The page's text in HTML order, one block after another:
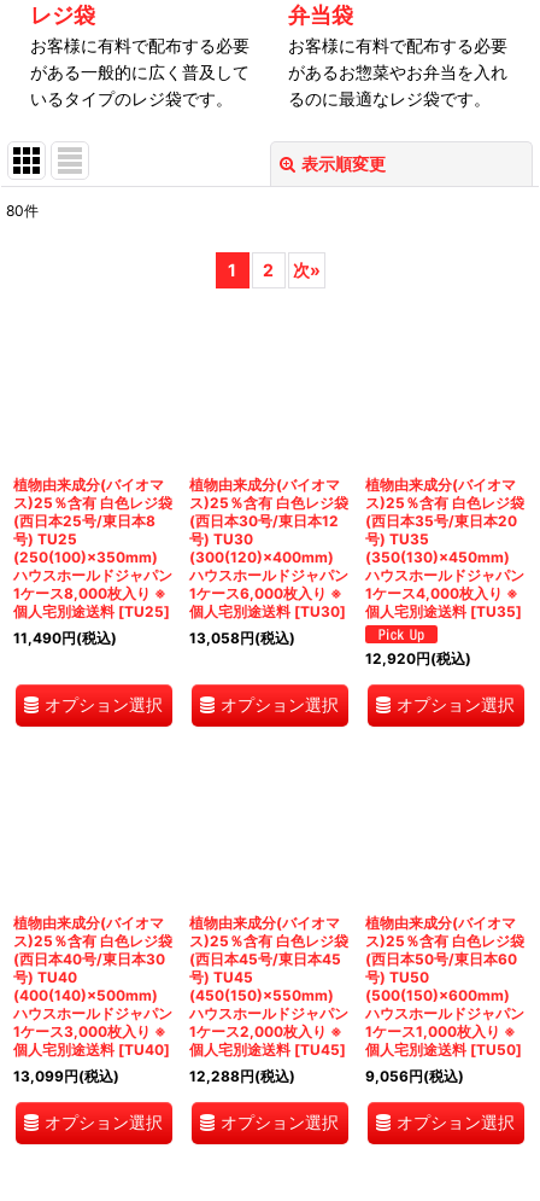
レジ袋
お客様に有料で配布する必要
がある一般的に広く普及して
いるタイプのレジ袋です。
弁当袋
お客様に有料で配布する必要
があるお惣菜やお弁当を入れ
るのに最適なレジ袋です。
表示順変更
サブカテゴリ
80件
1 2 次»
植物由来成分(バイオマ
ス)25％含有 白色レジ袋
(西日本25号/東日本8
号) TU25
(250(100)×350mm)
ハウスホールドジャパン
1ケース8,000枚入り ※
個人宅別途送料 [TU25]
11,490円(税込)
オプション選択
植物由来成分(バイオマ
ス)25％含有 白色レジ袋
(西日本30号/東日本12
号) TU30
(300(120)×400mm)
ハウスホールドジャパン
1ケース6,000枚入り ※
個人宅別途送料 [TU30]
13,058円(税込)
オプション選択
植物由来成分(バイオマ
ス)25％含有 白色レジ袋
(西日本35号/東日本20
号) TU35
(350(130)×450mm)
ハウスホールドジャパン
1ケース4,000枚入り ※
個人宅別途送料 [TU35]
12,920円(税込)
オプション選択
植物由来成分(バイオマ
ス)25％含有 白色レジ袋
(西日本40号/東日本30
号) TU40
(400(140)×500mm)
ハウスホールドジャパン
1ケース3,000枚入り ※
個人宅別途送料 [TU40]
13,099円(税込)
オプション選択
植物由来成分(バイオマ
ス)25％含有 白色レジ袋
(西日本45号/東日本45
号) TU45
(450(150)×550mm)
ハウスホールドジャパン
1ケース2,000枚入り ※
個人宅別途送料 [TU45]
12,288円(税込)
オプション選択
植物由来成分(バイオマ
ス)25％含有 白色レジ袋
(西日本50号/東日本60
号) TU50
(500(150)×600mm)
ハウスホールドジャパン
1ケース1,000枚入り ※
個人宅別途送料 [TU50]
9,056円(税込)
オプション選択